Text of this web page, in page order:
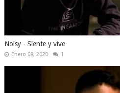
Noisy - Siente y vive
Enero 08, 2020 1